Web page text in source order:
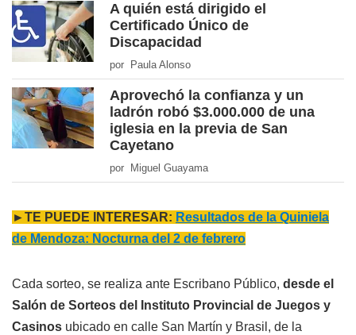
A quién está dirigido el
Certificado Único de
Discapacidad
por Paula Alonso
Aprovechó la confianza y un
ladrón robó $3.000.000 de una
iglesia en la previa de San
Cayetano
por Miguel Guayama
►TE PUEDE INTERESAR: Resultados de la Quiniela
de Mendoza: Nocturna del 2 de febrero
Cada sorteo, se realiza ante Escribano Público, desde el
Salón de Sorteos del Instituto Provincial de Juegos y
Casinos ubicado en calle San Martín y Brasil, de la